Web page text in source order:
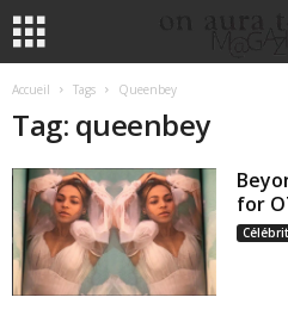
Accueil Tags Queenbey
Tag: queenbey
for